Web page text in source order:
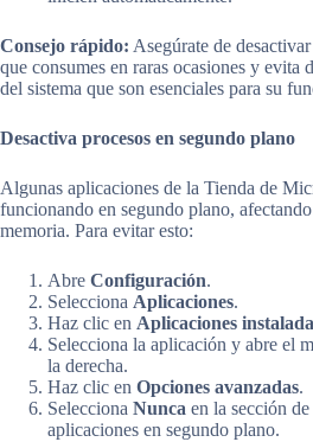
Consejo rápido: Asegúrate de
que consumes en raras ocasiones y evita
del sistema que son esenciales para su
Desactiva procesos en segundo plano
Algunas aplicaciones de la Tienda de
funcionando en segundo plano,
memoria. Para evitar esto:
Abre Configuración.
Selecciona Aplicaciones.
Haz clic en Aplicaciones
Selecciona la aplicación y abre el
la derecha.
Haz clic en Opciones avanzadas.
Selecciona Nunca en la sección
aplicaciones en segundo plano.